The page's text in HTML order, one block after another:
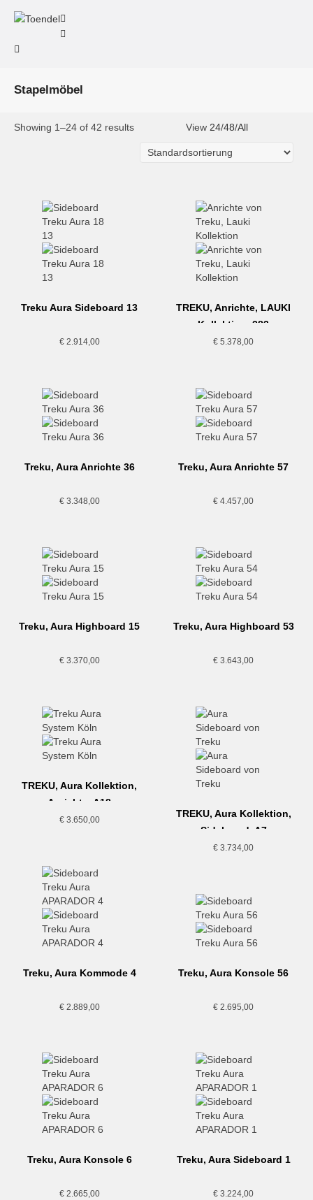
Stapelmöbel
Showing 1–24 of 42 results View 24/48/All
Treku Aura Sideboard 13
€2.914,00
TREKU, Anrichte, LAUKI
Kollektion, 283
€ 5.378,00
Treku, Aura Anrichte 36
€3.348,00
Treku, Aura Anrichte 57
€ 4.457,00
Treku, Aura Highboard 15
€3.370,00
Treku, Aura Highboard 53
€ 3.643,00
TREKU, Aura Kollektion,
Anrichte, A18
€3.650,00
TREKU, Aura Kollektion,
Sideboard, A7
€ 3.734,00
Treku, Aura Kommode 4
€2.889,00
Treku, Aura Konsole 56
€ 2.695,00
Treku, Aura Konsole 6
€2.665,00
Treku, Aura Sideboard 1
€ 3.224,00